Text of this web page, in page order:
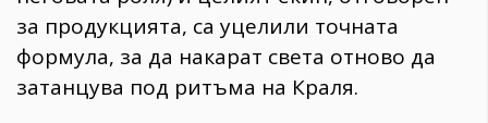
за продукцията, са уцелили точната
формула, за да накарат света отново да
затанцува под ритъма на Краля.